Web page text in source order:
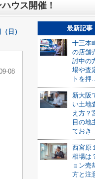
ウス開催！
日）
08
最新記事
十三本
の店舗
討中の
場や査
トを押
新大阪
い土地
え方？
目の地
ておき
西宮原
相場は
ョン売
方と注